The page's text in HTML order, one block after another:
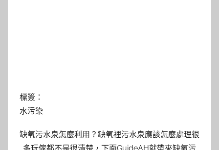
標簽：
水污染
缺氧污水泉怎麼利用？缺氧裡污水泉應該怎麼處理很
多玩傢都不是很清楚，下面GuideAH就帶來缺氧污